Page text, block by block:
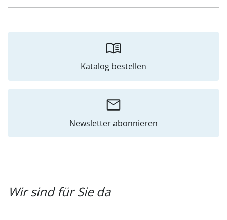
Katalog bestellen
Newsletter abonnieren
Wir sind für Sie da